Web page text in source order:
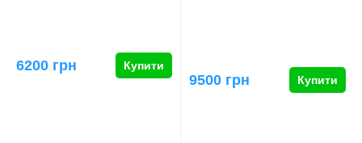
6200 грн Купити
9500 грн Купити